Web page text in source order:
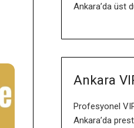
Ankara’da üst
Ankara
Profesyonel
Ankara’da